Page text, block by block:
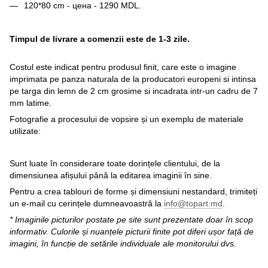
120*80 cm - цена - 1290 MDL.
Timpul de livrare a comenzii este de 1-3 zile.
Costul este indicat pentru produsul finit, care este o imagine
imprimata pe panza naturala de la producatori europeni si intinsa
pe targa din lemn de 2 cm grosime si incadrata intr-un cadru de 7
mm latime.
Fotografie a procesului de vopsire și un exemplu de materiale
utilizate:
Sunt luate în considerare toate dorințele clientului, de la
dimensiunea afișului până la editarea imaginii în sine.
Pentru a crea tablouri de forme și dimensiuni nestandard, trimiteți
un e-mail cu cerințele dumneavoastră la info@topart.md
* Imaginile picturilor postate pe site sunt prezentate doar în scop
informativ. Culorile și nuanțele picturii finite pot diferi ușor față de
imagini, în funcție de setările individuale ale monitorului dvs.